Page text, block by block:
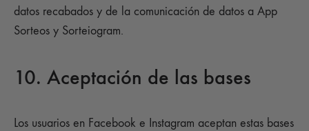
datos recabados y de la comunicación de datos a App
Sorteos y Sorteiogram.
10. Aceptación de las bases
Los usuarios en Facebook e Instagram aceptan estas bases